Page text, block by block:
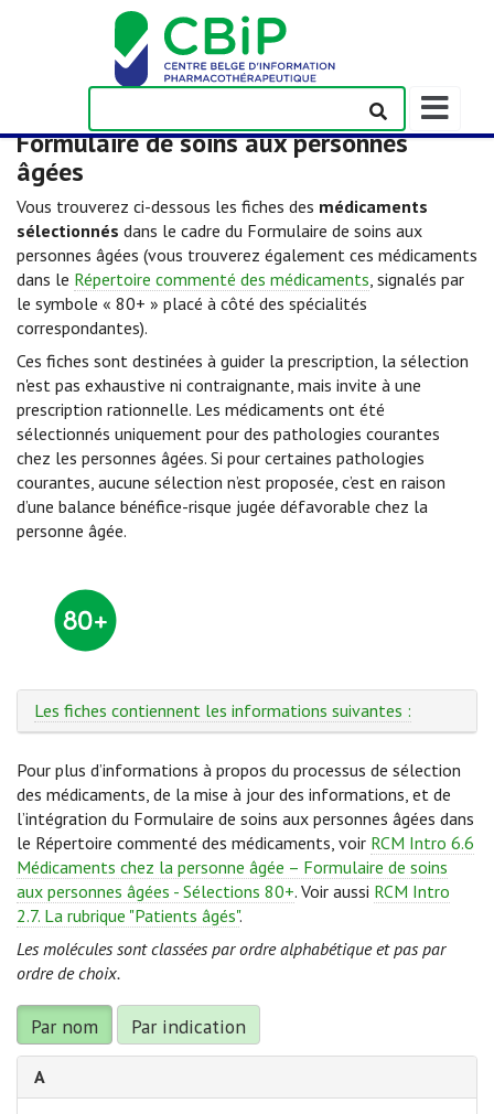
Afficher/
la
Formulaire de soins aux personnes
âgées
Vous trouverez ci-dessous les fiches des médicaments
sélectionnés dans le cadre du Formulaire de soins aux
personnes âgées (vous trouverez également ces médicaments
dans le Répertoire commenté des médicaments, signalés par
le symbole « 80+ » placé à côté des spécialités
correspondantes).
Ces fiches sont destinées à guider la prescription, la sélection
n'est pas exhaustive ni contraignante, mais invite à une
prescription rationnelle. Les médicaments ont été
sélectionnés uniquement pour des pathologies courantes
chez les personnes âgées. Si pour certaines pathologies
courantes, aucune sélection n’est proposée, c’est en raison
d’une balance bénéfice-risque jugée défavorable chez la
personne âgée.
Les fiches contiennent les informations suivantes :
Pour plus d’informations à propos du processus de sélection
des médicaments, de la mise à jour des informations, et de
l’intégration du Formulaire de soins aux personnes âgées dans
le Répertoire commenté des médicaments, voir RCM Intro 6.6
Médicaments chez la personne âgée – Formulaire de soins
aux personnes âgées - Sélections 80+. Voir aussi RCM Intro
2.7. La rubrique "Patients âgés".
Les molécules sont classées par ordre alphabétique et pas par
ordre de choix.
Par nom Par indication
A